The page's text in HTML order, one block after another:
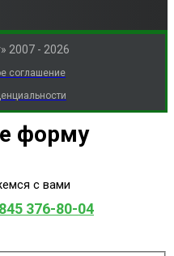
2007 - 2026
соглашение
форму
с вами
376-80-04